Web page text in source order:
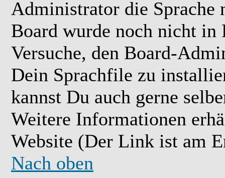
Administrator die Sprache
Board wurde noch nicht in
Versuche, den Board-
Dein Sprachfile zu
kannst Du auch gerne
Weitere Informationen
Website (Der Link ist am
Nach oben